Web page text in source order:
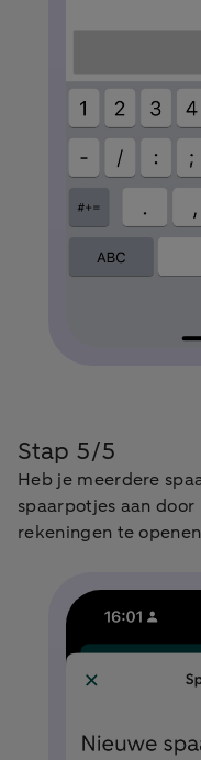
Stap 5/5
Heb je meerdere
spaarpotjes aan
rekeningen te